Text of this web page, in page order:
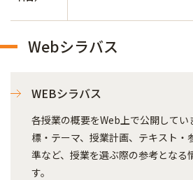
Webシラバス
WEBシラバス
各授業の概要をWeb上で公開してい
標・テーマ、授業計画、テキスト・
準など、授業を選ぶ際の参考となる
す。